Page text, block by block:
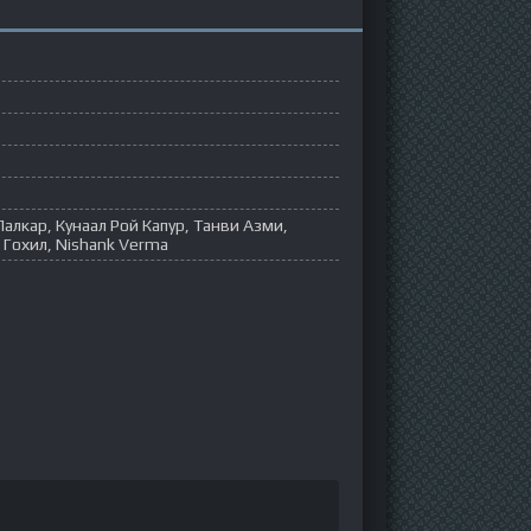
Кунаал Рой Капур, Танви Азми,
Nishank Verma